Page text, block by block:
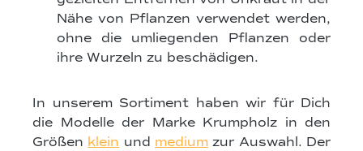
Nähe von Pflanzen verwendet werden,
ohne die umliegenden Pflanzen oder
ihre Wurzeln zu beschädigen.
In unserem Sortiment haben wir für Dich
die Modelle der Marke Krumpholz in den
Größen klein und medium zur Auswahl. Der